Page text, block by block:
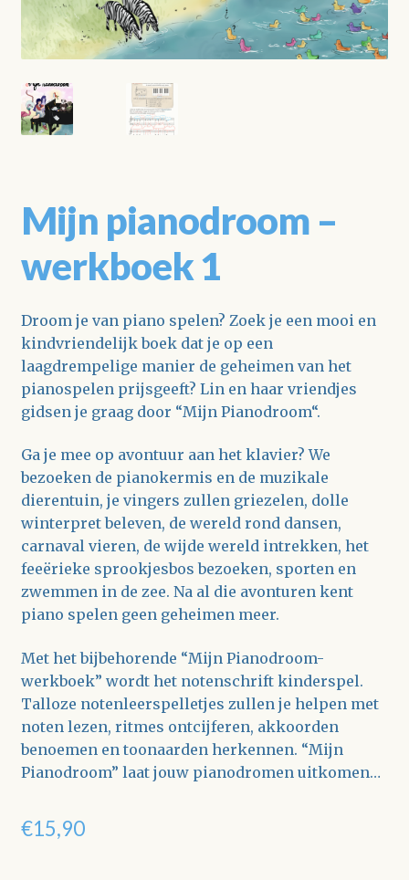
Mijn pianodroom –
werkboek 1
Droom je van piano spelen? Zoek je een mooi en
kindvriendelijk boek dat je op een
laagdrempelige manier de geheimen van het
pianospelen prijsgeeft? Lin en haar vriendjes
gidsen je graag door “Mijn Pianodroom“.
Ga je mee op avontuur aan het klavier? We
bezoeken de pianokermis en de muzikale
dierentuin, je vingers zullen griezelen, dolle
winterpret beleven, de wereld rond dansen,
carnaval vieren, de wijde wereld intrekken, het
feeërieke sprookjesbos bezoeken, sporten en
zwemmen in de zee. Na al die avonturen kent
piano spelen geen geheimen meer.
Met het bijbehorende “Mijn Pianodroom-
werkboek” wordt het notenschrift kinderspel.
Talloze notenleerspelletjes zullen je helpen met
noten lezen, ritmes ontcijferen, akkoorden
benoemen en toonaarden herkennen. “Mijn
Pianodroom” laat jouw pianodromen uitkomen…
€15,90